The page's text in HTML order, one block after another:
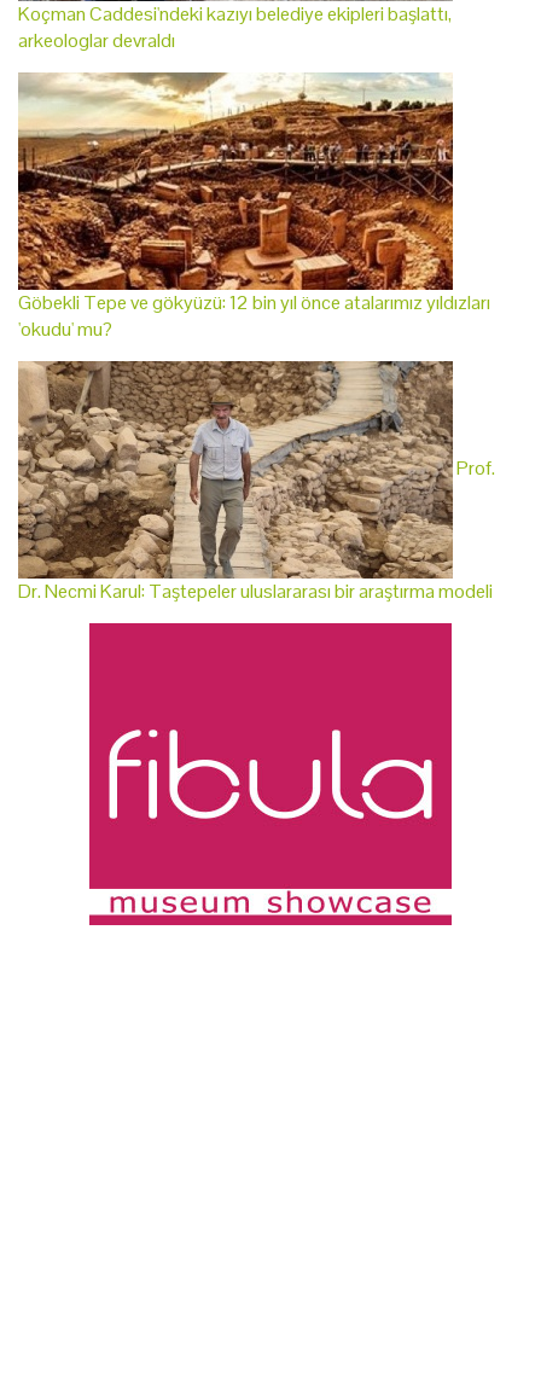
Koçman Caddesi'ndeki kazıyı belediye ekipleri başlattı,
arkeologlar devraldı
Göbekli Tepe ve gökyüzü: 12 bin yıl önce atalarımız yıldızları
'okudu' mu?
Prof.
Dr. Necmi Karul: Taştepeler uluslararası bir araştırma modeli